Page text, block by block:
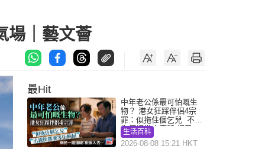
場｜藝文薈
最Hit
中年老公係最可怕嘅生
物？ 港女狂踩伴侶4宗
罪：似拖住個乞兒 不解
為何經常去廁所 網民一
語道破
生活百科
2026-08-08 15:21 HKT